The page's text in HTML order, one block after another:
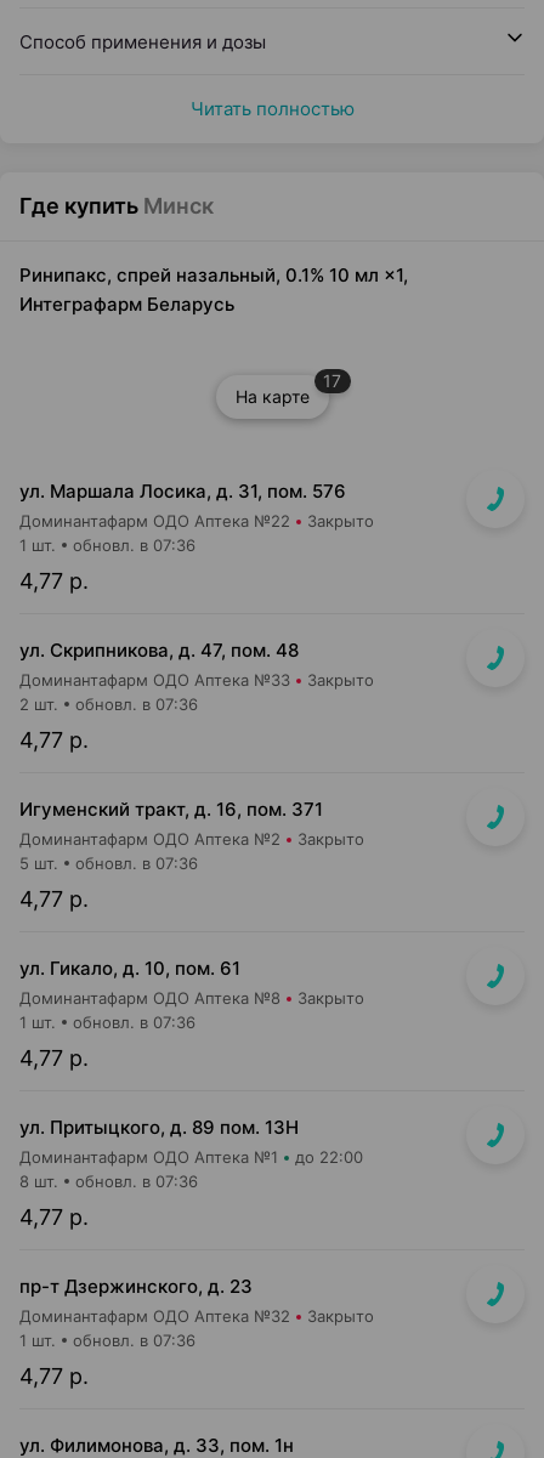
Способ применения и дозы
Читать полностью
Где купить Минск
Ринипакс, спрей назальный, 0.1% 10 мл ×1,
Интеграфарм Беларусь
На карте
17
ул. Маршала Лосика, д. 31, пом. 576
Доминантафарм ОДО Аптека №22 Закрыто
4,77 р.
1 шт. обновл. в 07:36
ул. Скрипникова, д. 47, пом. 48
Доминантафарм ОДО Аптека №33 Закрыто
4,77 р.
2 шт. обновл. в 07:36
Игуменский тракт, д. 16, пом. 371
Доминантафарм ОДО Аптека №2 Закрыто
4,77 р.
5 шт. обновл. в 07:36
ул. Гикало, д. 10, пом. 61
Доминантафарм ОДО Аптека №8 Закрыто
4,77 р.
1 шт. обновл. в 07:36
ул. Притыцкого, д. 89 пом. 13Н
Доминантафарм ОДО Аптека №1 до 22:00
4,77 р.
8 шт. обновл. в 07:36
пр-т Дзержинского, д. 23
Доминантафарм ОДО Аптека №32 Закрыто
4,77 р.
1 шт. обновл. в 07:36
ул. Филимонова, д. 33, пом. 1н